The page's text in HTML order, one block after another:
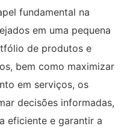
fundamental na
em uma pequena
de produtos e
bem como maximizar
em serviços, os
decisões informadas,
eficiente e garantir a